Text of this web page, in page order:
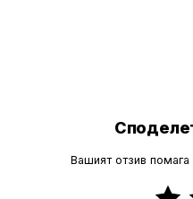
Вашият отзив